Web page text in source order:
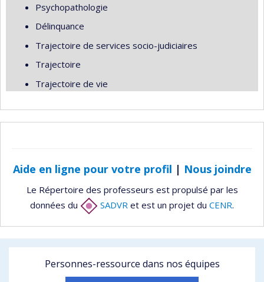
Psychopathologie
Délinquance
Trajectoire de services socio-judiciaires
Trajectoire
Trajectoire de vie
Aide en ligne pour votre profil | Nous joindre
Le Répertoire des professeurs est propulsé par les
données du
SADVR et est un projet du CENR.
Personnes-ressource dans nos équipes